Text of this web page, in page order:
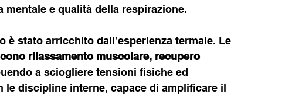
e qualità della respirazione.
stato arricchito dall’esperienza termale. Le
rilassamento muscolare, recupero
a sciogliere tensioni fisiche ed
le discipline interne, capace di amplificare il